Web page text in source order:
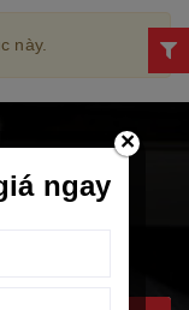
này.
ngay
×